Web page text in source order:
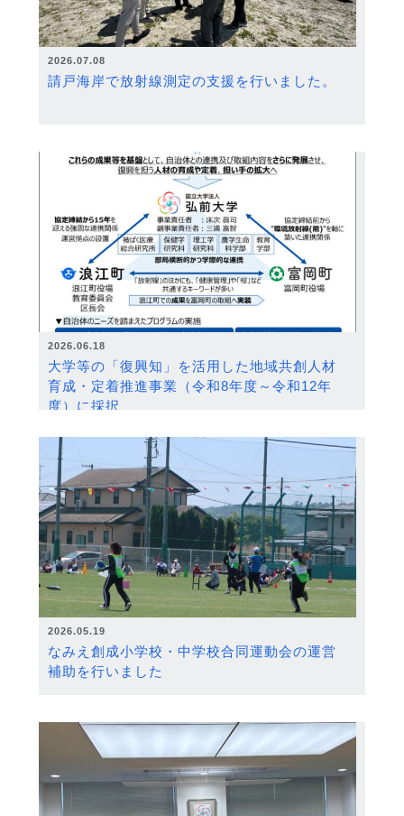
2026.07.08
請戸海岸で放射線測定の支援を行いました。
2026.06.18
大学等の「復興知」を活用した地域共創人材
育成・定着推進事業（令和8年度～令和12年
度）に採択
2026.05.19
なみえ創成小学校・中学校合同運動会の運営
補助を行いました